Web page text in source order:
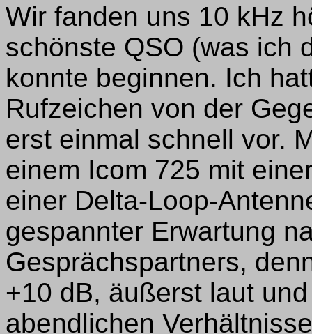
Wir fanden uns 10 kHz
schönste QSO (was ich
konnte beginnen. Ich
Rufzeichen von der
erst einmal schnell vor.
einem Icom 725 mit
einer Delta-Loop-
gespannter Erwartung
Gesprächspartners,
+10 dB, äußerst laut
abendlichen